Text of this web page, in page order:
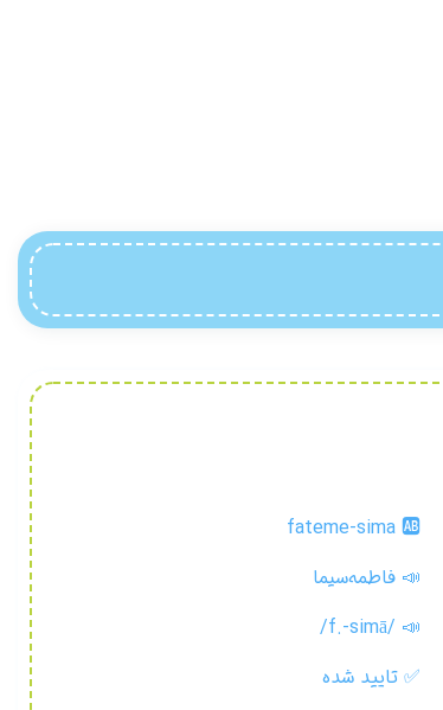
fateme-sima 🆎
📣 فاطمه‌سيما
/f.-simā/ 📣
✅تایید شده